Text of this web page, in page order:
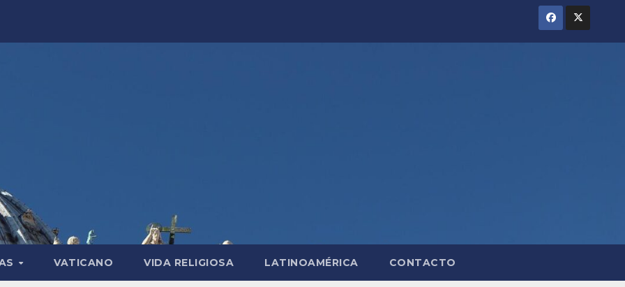
VATICANO VIDA RELIGIOSA LATINOAMÉRICA CONTACTO